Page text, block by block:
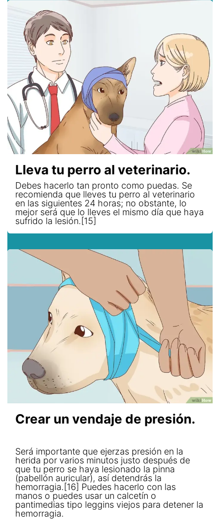
Lleva tu perro al veterinario.
Debes hacerlo tan pronto como puedas. Se
recomienda que lleves tu perro al veterinario
en las siguientes 24 horas; no obstante, lo
mejor será que lo lleves el mismo día que haya
sufrido la lesión.[15]
Crear un vendaje de presión.
Será importante que ejerzas presión en la
herida por varios minutos justo después de
que tu perro se haya lesionado la pinna
(pabellón auricular), así detendrás la
hemorragia.[16] Puedes hacerlo con las
manos o puedes usar un calcetín o
pantimedias tipo leggins viejos para detener la
hemorragia.